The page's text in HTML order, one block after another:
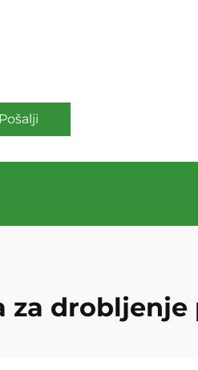
Pošalji
za drobljenje